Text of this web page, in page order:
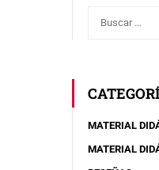
MATERIAL
MATERIAL